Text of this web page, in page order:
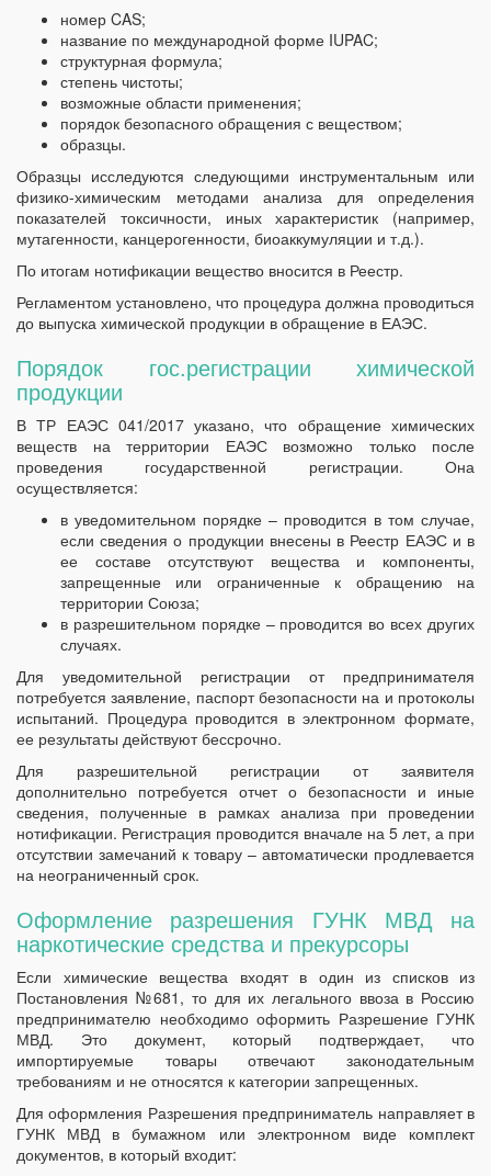
номер CAS;
название по международной форме IUPAC;
структурная формула;
степень чистоты;
возможные области применения;
порядок безопасного обращения с веществом;
образцы.
Образцы исследуются следующими инструментальным или
физико-химическим методами анализа для определения
показателей токсичности, иных характеристик (например,
мутагенности, канцерогенности, биоаккумуляции и т.д.).
По итогам нотификации вещество вносится в Реестр.
Регламентом установлено, что процедура должна проводиться
до выпуска химической продукции в обращение в ЕАЭС.
Порядок гос.регистрации химической
продукции
В ТР ЕАЭС 041/2017 указано, что обращение химических
веществ на территории ЕАЭС возможно только после
проведения государственной регистрации. Она
осуществляется:
в уведомительном порядке – проводится в том случае,
если сведения о продукции внесены в Реестр ЕАЭС и в
ее составе отсутствуют вещества и компоненты,
запрещенные или ограниченные к обращению на
территории Союза;
в разрешительном порядке – проводится во всех других
случаях.
Для уведомительной регистрации от предпринимателя
потребуется заявление, паспорт безопасности на и протоколы
испытаний. Процедура проводится в электронном формате,
ее результаты действуют бессрочно.
Для разрешительной регистрации от заявителя
дополнительно потребуется отчет о безопасности и иные
сведения, полученные в рамках анализа при проведении
нотификации. Регистрация проводится вначале на 5 лет, а при
отсутствии замечаний к товару – автоматически продлевается
на неограниченный срок.
Оформление разрешения ГУНК МВД на
наркотические средства и прекурсоры
Если химические вещества входят в один из списков из
Постановления №681, то для их легального ввоза в Россию
предпринимателю необходимо оформить Разрешение ГУНК
МВД. Это документ, который подтверждает, что
импортируемые товары отвечают законодательным
требованиям и не относятся к категории запрещенных.
Для оформления Разрешения предприниматель направляет в
ГУНК МВД в бумажном или электронном виде комплект
документов, в который входит: